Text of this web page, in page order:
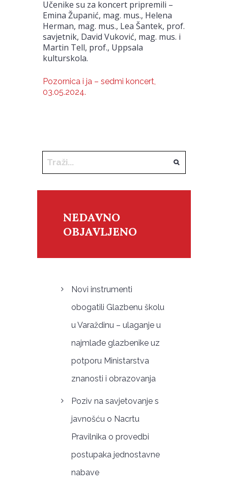
Učenike su za koncert pripremili –
Emina Županić, mag. mus., Helena
Herman, mag. mus., Lea Šantek, prof.
savjetnik, David Vuković, mag. mus. i
Martin Tell, prof., Uppsala
kulturskola.
Pozornica i ja – sedmi koncert,
03.05.2024.
NEDAVNO
OBJAVLJENO
Novi instrumenti
obogatili Glazbenu školu
u Varaždinu – ulaganje u
najmlađe glazbenike uz
potporu Ministarstva
znanosti i obrazovanja
Poziv na savjetovanje s
javnošću o Nacrtu
Pravilnika o provedbi
postupaka jednostavne
nabave